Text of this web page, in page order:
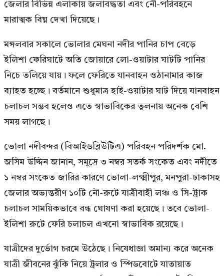
জেলার বিভিন্ন এলাকায় জলাবদ্ধতা এবং নৌ-পরিবহনে
মারাত্মক বিঘ্ন দেখা দিয়েছে।
মঙ্গলবার সকালে ভোলার মেঘনা নদীর পানির চাপ বেড়ে
ইলিশা ফেরিঘাটে অতি জোয়ারে লো-ওয়াটার ঘাটটি পানির
নিচে তলিয়ে যায়। ফলে ফেরিতে যানবাহন ওঠানামার কাজ
ব্যাহত হচ্ছে। বর্তমানে শুধুমাত্র হাই-ওয়াটার ঘাট দিয়ে যানবাহন
চলাচল সম্ভব হলেও এতে স্বাভাবিকের তুলনায় অনেক বেশি
সময় লাগছে।
ভোলা নদীবন্দর (বিআইডব্লিউটিএ) পরিবহন পরিদর্শক মো.
জসিম উদ্দিন জানান, সমুদ্রে ৩ নম্বর সতর্ক সংকেত এবং নদীতে
১ নম্বর সংকেত জারির কারণে ভোলা-লক্ষ্মীপুর, মনপুরা-ঢাকাসহ
জেলার অভ্যন্তরীণ ১০টি নৌ-রুটে যাত্রীবাহী লঞ্চ ও সি-ট্রাক
চলাচল সাময়িকভাবে বন্ধ ঘোষণা করা হয়েছে। তবে ভোলা-
ইলিশা রুটে ফেরি চলাচল এখনো স্বাভাবিক রয়েছে।
যাত্রীদের দুর্ভোগ চরমে উঠেছে। নিষেধাজ্ঞা অমান্য করে অনেক
যাত্রী জীবনের ঝুঁকি নিয়ে ট্রলার ও স্পিডবোটে যাতায়াত